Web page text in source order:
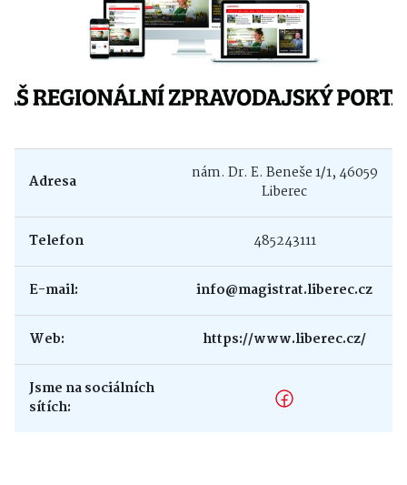
Adresa
nám. Dr. E. Beneše 1/1, 46059
Liberec
Telefon 485243111
E-mail: info@magistrat.liberec.cz
Web: https://www.liberec.cz/
Jsme na sociálních
sítích: